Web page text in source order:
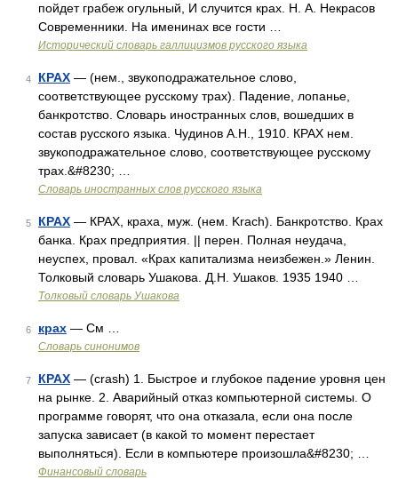
пойдет грабеж огульный, И случится крах. Н. А. Некрасов
Современники. На именинах все гости …
Исторический словарь галлицизмов русского языка
4 КРАХ — (нем., звукоподражательное слово,
соответствующее русскому трах). Падение, лопанье,
банкротство. Словарь иностранных слов, вошедших в
состав русского языка. Чудинов А.Н., 1910. КРАХ нем.
звукоподражательное слово, соответствующее русскому
трах.&#8230; …
Словарь иностранных слов русского языка
5 КРАХ — КРАХ, краха, муж. (нем. Krach). Банкротство. Крах
банка. Крах предприятия. || перен. Полная неудача,
неуспех, провал. «Крах капитализма неизбежен.» Ленин.
Толковый словарь Ушакова. Д.Н. Ушаков. 1935 1940 …
Толковый словарь Ушакова
6 крах — См …
Словарь синонимов
7 КРАХ — (crash) 1. Быстрое и глубокое падение уровня цен
на рынке. 2. Аварийный отказ компьютерной системы. О
программе говорят, что она отказала, если она после
запуска зависает (в какой то момент перестает
выполняться). Если в компьютере произошла&#8230; …
Финансовый словарь